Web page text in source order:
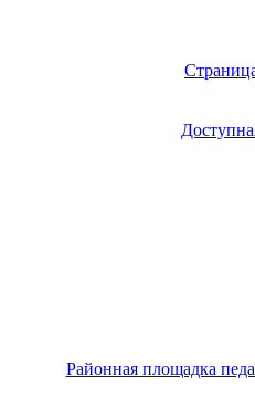
Районная площадка